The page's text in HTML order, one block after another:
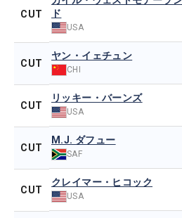
CUT
ド
USA
CUT
ヤン・イェチュン
CHI
CUT
リッキー・バーンズ
USA
CUT
M.J. ダフュー
SAF
CUT
クレイマー・ヒコック
USA